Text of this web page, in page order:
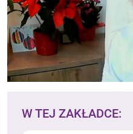
W TEJ ZAKŁADCE: